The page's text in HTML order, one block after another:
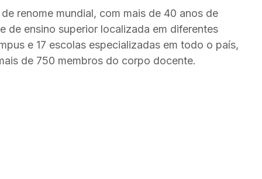
renome mundial, com mais de 40 anos de
de ensino superior localizada em diferentes
e 17 escolas especializadas em todo o país,
de 750 membros do corpo docente.